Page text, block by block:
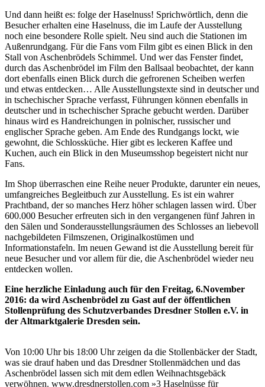
Und dann heißt es: folge der Haselnuss! Sprichwörtlich, denn die
Besucher erhalten eine Haselnuss, die im Laufe der Ausstellung
noch eine besondere Rolle spielt. Neu sind auch die Stationen im
Außenrundgang. Für die Fans vom Film gibt es einen Blick in den
Stall von Aschenbrödels Schimmel. Und wer das Fenster findet,
durch das Aschenbrödel im Film den Ballsaal beobachtet, der kann
dort ebenfalls einen Blick durch die gefrorenen Scheiben werfen
und etwas entdecken… Alle Ausstellungstexte sind in deutscher und
in tschechischer Sprache verfasst, Führungen können ebenfalls in
deutscher und in tschechischer Sprache gebucht werden. Darüber
hinaus wird es Handreichungen in polnischer, russischer und
englischer Sprache geben. Am Ende des Rundgangs lockt, wie
gewohnt, die Schlossküche. Hier gibt es leckeren Kaffee und
Kuchen, auch ein Blick in den Museumsshop begeistert nicht nur
Fans.
Im Shop überraschen eine Reihe neuer Produkte, darunter ein neues,
umfangreiches Begleitbuch zur Ausstellung. Es ist ein wahrer
Prachtband, der so manches Herz höher schlagen lassen wird. Über
600.000 Besucher erfreuten sich in den vergangenen fünf Jahren in
den Sälen und Sonderausstellungsräumen des Schlosses an liebevoll
nachgebildeten Filmszenen, Originalkostümen und
Informationstafeln. Im neuen Gewand ist die Ausstellung bereit für
neue Besucher und vor allem für die, die Aschenbrödel wieder neu
entdecken wollen.
Eine herzliche Einladung auch für den Freitag, 6.November
2016: da wird Aschenbrödel zu Gast auf der öffentlichen
Stollenprüfung des Schutzverbandes Dresdner Stollen e.V. in
der Altmarktgalerie Dresden sein.
Von 10:00 Uhr bis 18:00 Uhr zeigen da die Stollenbäcker der Stadt,
was sie drauf haben und das Dresdner Stollenmädchen und das
Aschenbrödel lassen sich mit dem edlen Weihnachtsgebäck
verwöhnen. www.dresdnerstollen.com »3 Haselnüsse für